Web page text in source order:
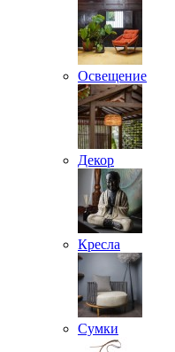
Освещение
Декор
Кресла
Сумки